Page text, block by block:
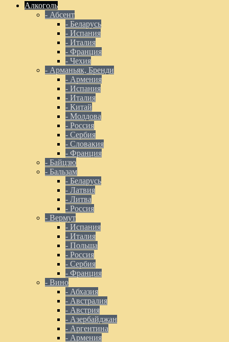
Алкоголь
- Абсент
- Беларусь
- Испания
- Италия
- Франция
- Чехия
- Арманьяк, Бренди
- Армения
- Испания
- Италия
- Китай
- Молдова
- Россия
- Сербия
- Словакия
- Франция
- Байцзю
- Бальзам
- Беларусь
- Латвия
- Литва
- Россия
- Вермут
- Испания
- Италия
- Польша
- Россия
- Сербия
- Франция
- Вино
- Абхазия
- Австралия
- Австрия
- Азербайджан
- Аргентина
- Армения